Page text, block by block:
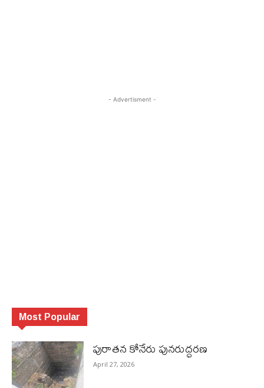
- Advertisment -
Most Popular
పురాత‌న కోనేరు పున‌రుద్ధ‌ర‌ణ
April 27, 2026